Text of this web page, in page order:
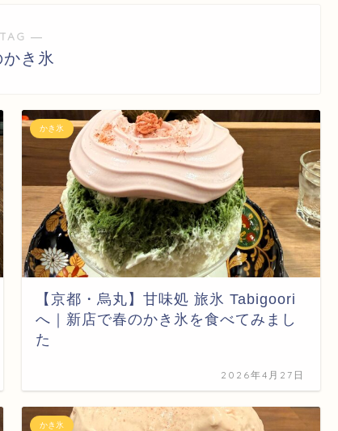
―
き氷
かき氷
【京都・烏丸】甘味処 旅氷 Tabigoori
へ｜新店で春のかき氷を食べてみまし
た
2026年4月27日
かき氷